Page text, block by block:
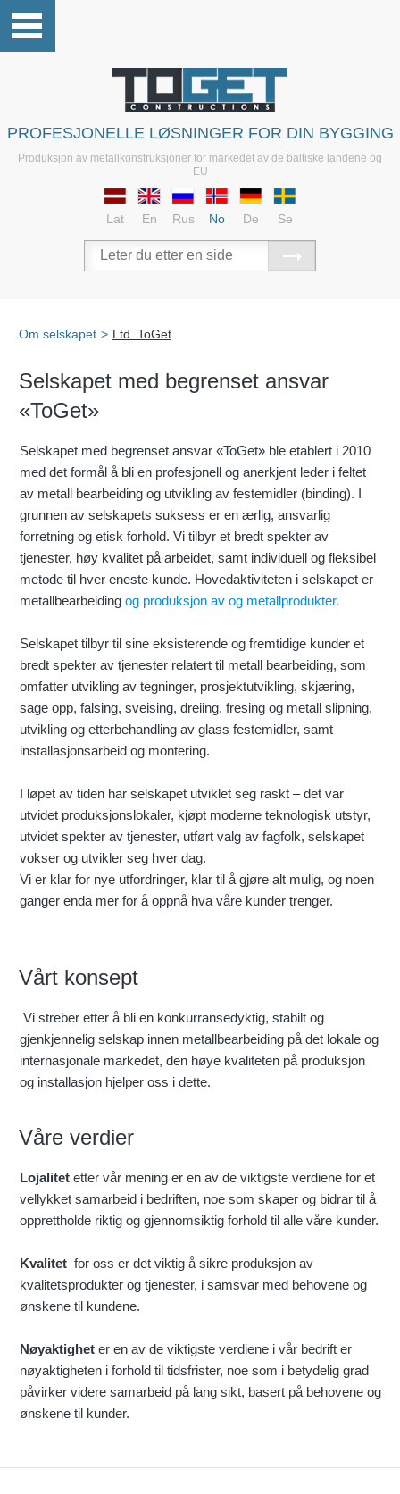
PROFESJONELLE LØSNINGER FOR DIN BYGGING
Produksjon av metallkonstruksjoner for markedet av de baltiske landene og
EU
Lat En Rus No De Se
Om selskapet > Ltd. ToGet
Selskapet med begrenset ansvar
«ToGet»
Selskapet med begrenset ansvar «ToGet» ble etablert i 2010
med det formål å bli en profesjonell og anerkjent leder i feltet
av metall bearbeiding og utvikling av festemidler (binding). I
grunnen av selskapets suksess er en ærlig, ansvarlig
forretning og etisk forhold. Vi tilbyr et bredt spekter av
tjenester, høy kvalitet på arbeidet, samt individuell og fleksibel
metode til hver eneste kunde. Hovedaktiviteten i selskapet er
metallbearbeiding og produksjon av og metallprodukter.
Selskapet tilbyr til sine eksisterende og fremtidige kunder et
bredt spekter av tjenester relatert til metall bearbeiding, som
omfatter utvikling av tegninger, prosjektutvikling, skjæring,
sage opp, falsing, sveising, dreiing, fresing og metall slipning,
utvikling og etterbehandling av glass festemidler, samt
installasjonsarbeid og montering.
I løpet av tiden har selskapet utviklet seg raskt – det var
utvidet produksjonslokaler, kjøpt moderne teknologisk utstyr,
utvidet spekter av tjenester, utført valg av fagfolk, selskapet
vokser og utvikler seg hver dag.
Vi er klar for nye utfordringer, klar til å gjøre alt mulig, og noen
ganger enda mer for å oppnå hva våre kunder trenger.
Vårt konsept
Vi streber etter å bli en konkurransedyktig, stabilt og
gjenkjennelig selskap innen metallbearbeiding på det lokale og
internasjonale markedet, den høye kvaliteten på produksjon
og installasjon hjelper oss i dette.
Våre verdier
Lojalitet etter vår mening er en av de viktigste verdiene for et
vellykket samarbeid i bedriften, noe som skaper og bidrar til å
opprettholde riktig og gjennomsiktig forhold til alle våre kunder.
Kvalitet for oss er det viktig å sikre produksjon av
kvalitetsprodukter og tjenester, i samsvar med behovene og
ønskene til kundene.
Nøyaktighet er en av de viktigste verdiene i vår bedrift er
nøyaktigheten i forhold til tidsfrister, noe som i betydelig grad
påvirker videre samarbeid på lang sikt, basert på behovene og
ønskene til kunder.